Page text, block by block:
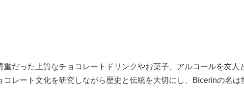
だった上質なチョコレートドリンクやお菓子、アルコールを友人
レート文化を研究しながら歴史と伝統を大切にし、Bicerinの名は